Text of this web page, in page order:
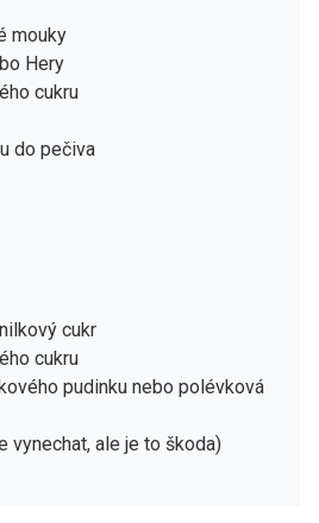
mouky
Hery
cukru
do pečiva
cukr
cukru
pudinku nebo polévková
vynechat, ale je to škoda)